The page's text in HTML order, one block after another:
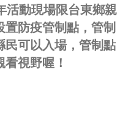
活動現場限台東鄉親
防疫管制點，管制
民可以入場，管制點
視野喔！